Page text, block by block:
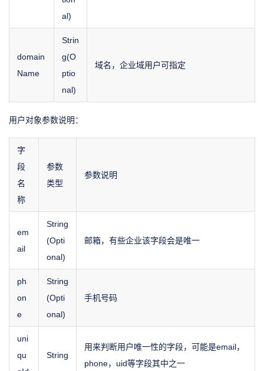
al)
domain
Name
Strin
g(O
ptio
nal)
域名，企业域用户可指定
用户对象参数说明：
字
段
名
称
参数
类型
参数说明
em
ail
String
(Opti
onal)
邮箱，有些企业该字段会是唯一
ph
on
e
String
(Opti
onal)
手机号码
uni
qu
String
用来判断用户唯一性的字段，可能是email，
phone，uid等字段其中之一